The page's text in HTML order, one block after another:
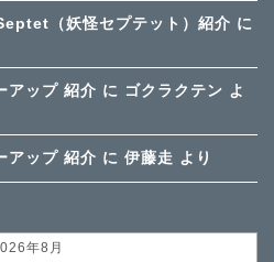
（妖怪セプテット）紹介 に
アップ 紹介 に ゴクラクテン よ
アップ 紹介 に 伊藤走 より
年8月